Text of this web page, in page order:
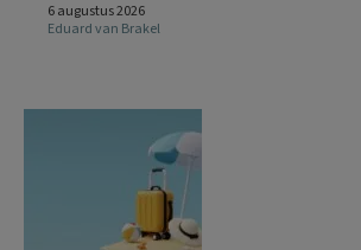
6 augustus 2026
Eduard van Brakel